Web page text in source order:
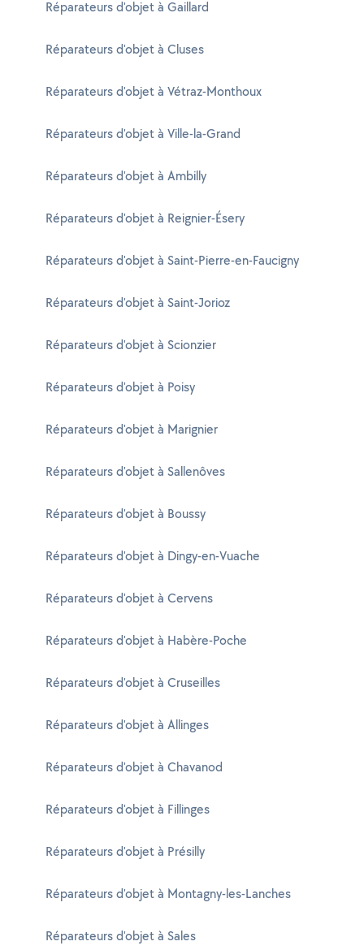
Réparateurs d'objet à Gaillard
Réparateurs d'objet à Cluses
Réparateurs d'objet à Vétraz-Monthoux
Réparateurs d'objet à Ville-la-Grand
Réparateurs d'objet à Ambilly
Réparateurs d'objet à Reignier-Ésery
Réparateurs d'objet à Saint-Pierre-en-Faucigny
Réparateurs d'objet à Saint-Jorioz
Réparateurs d'objet à Scionzier
Réparateurs d'objet à Poisy
Réparateurs d'objet à Marignier
Réparateurs d'objet à Sallenôves
Réparateurs d'objet à Boussy
Réparateurs d'objet à Dingy-en-Vuache
Réparateurs d'objet à Cervens
Réparateurs d'objet à Habère-Poche
Réparateurs d'objet à Cruseilles
Réparateurs d'objet à Allinges
Réparateurs d'objet à Chavanod
Réparateurs d'objet à Fillinges
Réparateurs d'objet à Présilly
Réparateurs d'objet à Montagny-les-Lanches
Réparateurs d'objet à Sales